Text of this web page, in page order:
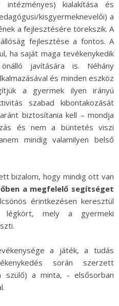
kialakítása és
kisgyermeknevelői) a
a fejlesztésére törekszik. A
fejlesztése a fontos. A
ha saját maga tevékenykedik
javítására is. Néhány
és minden eszköz
a gyermek ilyen irányú
szabad kibontakozását
biztosítania kell – mondja
és nem a büntetés viszi
mindig valamilyen belső
bizalom, hogy mindig ott van
a megfelelő segítséget
érintkezésen keresztül
mely a gyermeki
a játék, a tudás
során szerzett
szülő) a minta, - elsősorban